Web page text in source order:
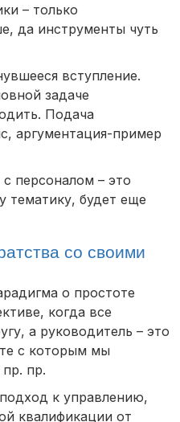
– только
да инструменты чуть
вступление.
задаче
Подача
аргументация-пример
персоналом – это
тематику, будет еще
со своими
о простоте
когда все
а руководитель – это
с которым мы
пр.
к управлению,
квалификации от